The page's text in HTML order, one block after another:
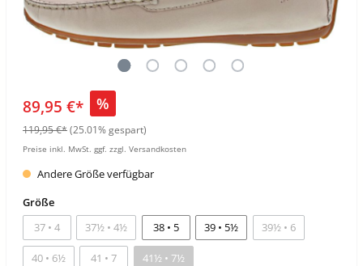
89,95 €* %
119,95 €*(25.01% gespart)
Preise inkl. MwSt. ggf. zzgl. Versandkosten
Andere Größe verfügbar
Größe
37 • 4
37½ • 4½ 38 • 5 39 • 5½ 39½ • 6
40 • 6½ 41 • 7 41½ • 7½